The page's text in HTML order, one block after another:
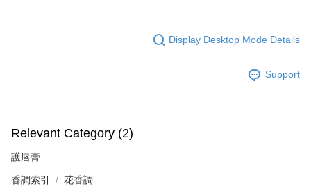
Display Desktop Mode Details
Support
Relevant Category (2)
護唇膏
香調索引 花香調